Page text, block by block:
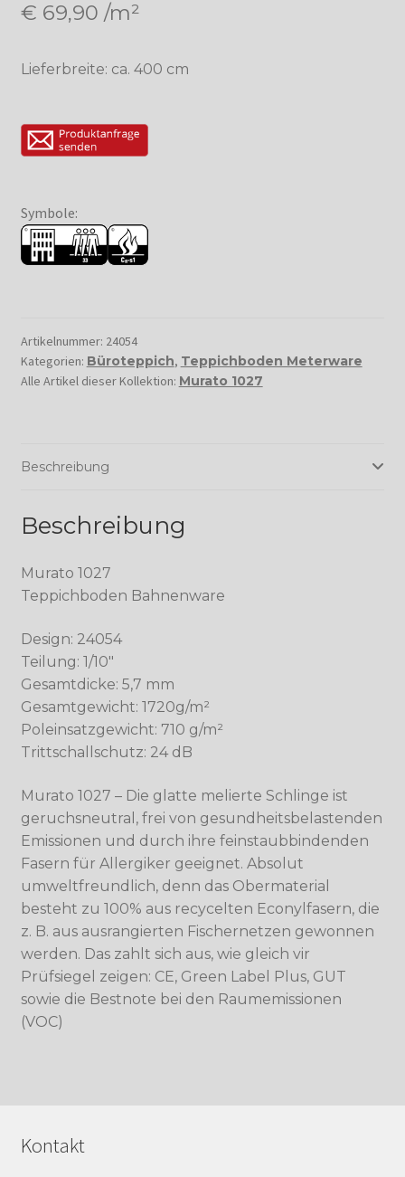
€ 69,90 /m²
Lieferbreite: ca. 400 cm
Symbole:
Artikelnummer: 24054
Kategorien: Büroteppich, Teppichboden Meterware
Alle Artikel dieser Kollektion: Murato 1027
Beschreibung
Beschreibung
Murato 1027
Teppichboden Bahnenware
Design: 24054
Teilung: 1/10″
Gesamtdicke: 5,7 mm
Gesamtgewicht: 1720g/m²
Poleinsatzgewicht: 710 g/m²
Trittschallschutz: 24 dB
Murato 1027 – Die glatte melierte Schlinge ist
geruchsneutral, frei von gesundheitsbelastenden
Emissionen und durch ihre feinstaubbindenden
Fasern für Allergiker geeignet. Absolut
umweltfreundlich, denn das Obermaterial
besteht zu 100% aus recycelten Econylfasern, die
z. B. aus ausrangierten Fischernetzen gewonnen
werden. Das zahlt sich aus, wie gleich vir
Prüfsiegel zeigen: CE, Green Label Plus, GUT
sowie die Bestnote bei den Raumemissionen
(VOC)
Kontakt